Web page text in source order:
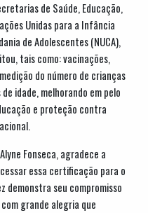
de Saúde, Educação,
Unidas para a Infância
de Adolescentes (NUCA),
tais como: vacinações,
do número de crianças
idade, melhorando em pelo
e proteção contra
Fonseca, agradece a
essa certificação para o
demonstra seu compromisso
grande alegria que